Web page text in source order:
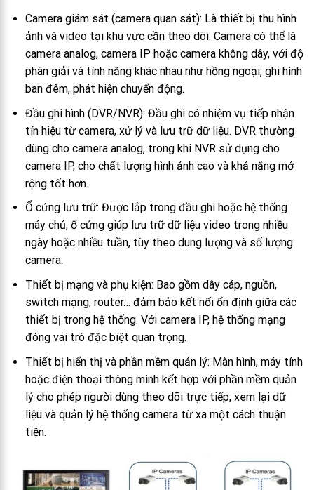
Camera giám sát (camera quan sát): Là thiết bị thu hình
ảnh và video tại khu vực cần theo dõi. Camera có thể là
camera analog, camera IP hoặc camera không dây, với độ
phân giải và tính năng khác nhau như hồng ngoại, ghi hình
ban đêm, phát hiện chuyển động.
Đầu ghi hình (DVR/NVR): Đầu ghi có nhiệm vụ tiếp nhận
tín hiệu từ camera, xử lý và lưu trữ dữ liệu. DVR thường
dùng cho camera analog, trong khi NVR sử dụng cho
camera IP, cho chất lượng hình ảnh cao và khả năng mở
rộng tốt hơn.
Ổ cứng lưu trữ: Được lắp trong đầu ghi hoặc hệ thống
máy chủ, ổ cứng giúp lưu trữ dữ liệu video trong nhiều
ngày hoặc nhiều tuần, tùy theo dung lượng và số lượng
camera.
Thiết bị mạng và phụ kiện: Bao gồm dây cáp, nguồn,
switch mạng, router… đảm bảo kết nối ổn định giữa các
thiết bị trong hệ thống. Với camera IP, hệ thống mạng
đóng vai trò đặc biệt quan trọng.
Thiết bị hiển thị và phần mềm quản lý: Màn hình, máy tính
hoặc điện thoại thông minh kết hợp với phần mềm quản
lý cho phép người dùng theo dõi trực tiếp, xem lại dữ
liệu và quản lý hệ thống camera từ xa một cách thuận
tiện.